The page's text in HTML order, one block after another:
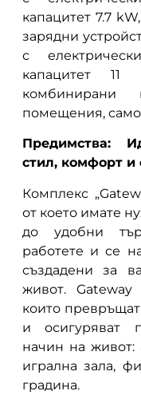
капацитет 7.7
зарядни
с
капацитет 11
комбинирани
помещения,
Предимства:
стил, комфорт и
Комплекс
от което имате
до удобни
работете и се
създадени за
живот. Gateway
които
и осигуряват
начин на живот:
игрална зала,
градина.